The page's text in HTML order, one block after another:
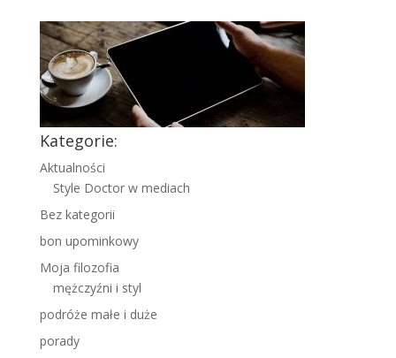
Kategorie:
Aktualności
Style Doctor w mediach
Bez kategorii
bon upominkowy
Moja filozofia
mężczyźni i styl
podróże małe i duże
porady